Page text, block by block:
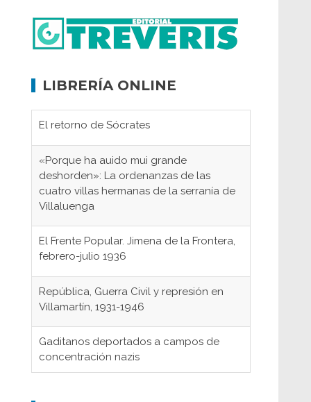
LIBRERÍA ONLINE
El retorno de Sócrates
«Porque ha auido mui grande
deshorden»: La ordenanzas de las
cuatro villas hermanas de la serranía de
Villaluenga
El Frente Popular. Jimena de la Frontera,
febrero-julio 1936
República, Guerra Civil y represión en
Villamartín, 1931-1946
Gaditanos deportados a campos de
concentración nazis